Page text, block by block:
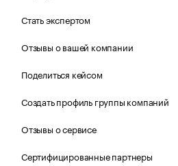
Стать экспертом
Отзывы о вашей компании
Поделиться кейсом
Создать профиль группы компаний
Отзывы о сервисе
Сертифицированные партнеры